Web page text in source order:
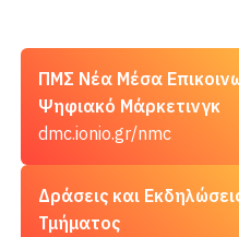
ΠΜΣ Νέα Μέσα
Ψηφιακό Μάρκετινγκ
dmc.ionio.gr/nmc
Δράσεις και
Τμήματος